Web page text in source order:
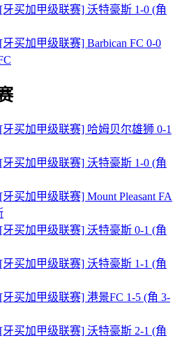
[牙买加甲级联赛] 沃特豪斯 1-0 (角
牙买加甲级联赛] Barbican FC 0-0
[牙买加甲级联赛] 哈姆贝尔雄狮 0-1
[牙买加甲级联赛] 沃特豪斯 1-0 (角
牙买加甲级联赛] Mount Pleasant FA
[牙买加甲级联赛] 沃特豪斯 0-1 (角
[牙买加甲级联赛] 沃特豪斯 1-1 (角
[牙买加甲级联赛] 港景FC 1-5 (角 3-
[牙买加甲级联赛] 沃特豪斯 2-1 (角